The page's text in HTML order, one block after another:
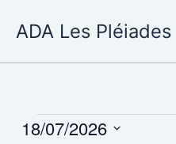
ADA Les Pléiades
Évènements
18/07/2026